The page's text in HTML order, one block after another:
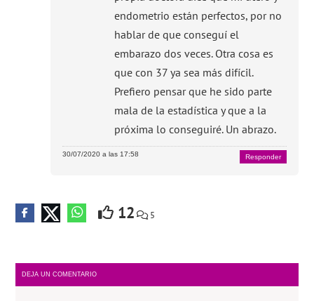
endometrio están perfectos, por no
hablar de que conseguí el
embarazo dos veces. Otra cosa es
que con 37 ya sea más difícil.
Prefiero pensar que he sido parte
mala de la estadística y que a la
próxima lo conseguiré. Un abrazo.
30/07/2020 a las 17:58 Responder
12 5
DEJA UN COMENTARIO